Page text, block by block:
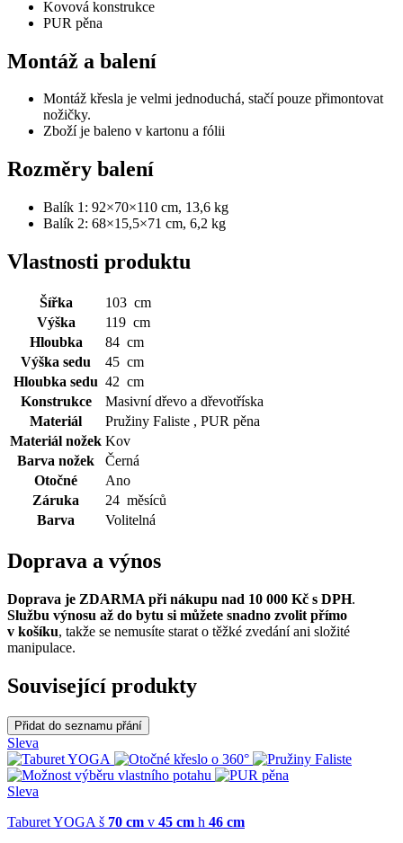
Kovová konstrukce
PUR pěna
Montáž a balení
Montáž křesla je velmi jednoduchá, stačí pouze přimontovat
nožičky.
Zboží je baleno v kartonu a fólii
Rozměry balení
Balík 1: 92×70×110 cm, 13,6 kg
Balík 2: 68×15,5×71 cm, 6,2 kg
Vlastnosti produktu
Šířka
103 cm
Výška
119 cm
Hloubka
84 cm
Výška sedu
45 cm
Hloubka sedu 42 cm
Konstrukce
Masivní dřevo a dřevotříska
Materiál
Pružiny Faliste , PUR pěna
Materiál nožek Kov
Barva nožek
Černá
Otočné
Ano
Záruka
24 měsíců
Barva
Volitelná
Doprava a výnos
Doprava je ZDARMA při nákupu nad 10 000 Kč s DPH.
Službu výnosu až do bytu si můžete snadno zvolit přímo
v košíku, takže se nemusíte starat o těžké zvedání ani složité
manipulace.
Související produkty
Přidat do seznamu přání
Sleva
Sleva
Taburet YOGA š 70 cm v 45 cm h 46 cm